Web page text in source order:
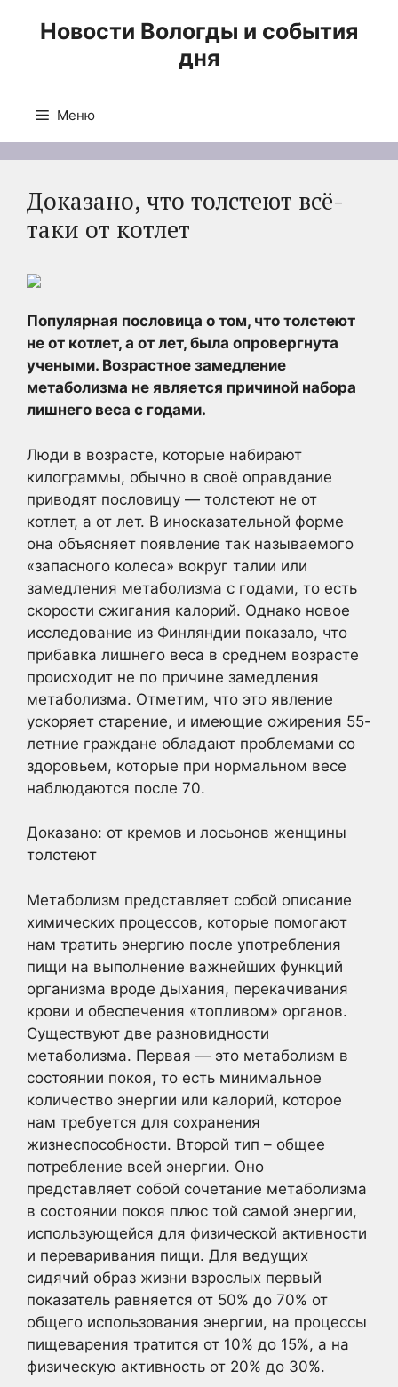
Новости Вологды и события
дня
Меню
Доказано, что толстеют всё-
таки от котлет
Популярная пословица о том, что толстеют
не от котлет, а от лет, была опровергнута
учеными. Возрастное замедление
метаболизма не является причиной набора
лишнего веса с годами.
Люди в возрасте, которые набирают
килограммы, обычно в своё оправдание
приводят пословицу — толстеют не от
котлет, а от лет. В иносказательной форме
она объясняет появление так называемого
«запасного колеса» вокруг талии или
замедления метаболизма с годами, то есть
скорости сжигания калорий. Однако новое
исследование из Финляндии показало, что
прибавка лишнего веса в среднем возрасте
происходит не по причине замедления
метаболизма. Отметим, что это явление
ускоряет старение, и имеющие ожирения 55-
летние граждане обладают проблемами со
здоровьем, которые при нормальном весе
наблюдаются после 70.
Доказано: от кремов и лосьонов женщины
толстеют
Метаболизм представляет собой описание
химических процессов, которые помогают
нам тратить энергию после употребления
пищи на выполнение важнейших функций
организма вроде дыхания, перекачивания
крови и обеспечения «топливом» органов.
Существуют две разновидности
метаболизма. Первая — это метаболизм в
состоянии покоя, то есть минимальное
количество энергии или калорий, которое
нам требуется для сохранения
жизнеспособности. Второй тип – общее
потребление всей энергии. Оно
представляет собой сочетание метаболизма
в состоянии покоя плюс той самой энергии,
использующейся для физической активности
и переваривания пищи. Для ведущих
сидячий образ жизни взрослых первый
показатель равняется от 50% до 70% от
общего использования энергии, на процессы
пищеварения тратится от 10% до 15%, а на
физическую активность от 20% до 30%.